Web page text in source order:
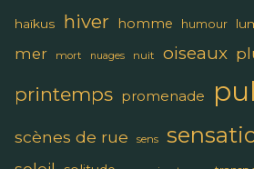
haïkus hiver homme humour
mer mort nuages nuit oiseaux
printemps promenade
scènes de rue sens